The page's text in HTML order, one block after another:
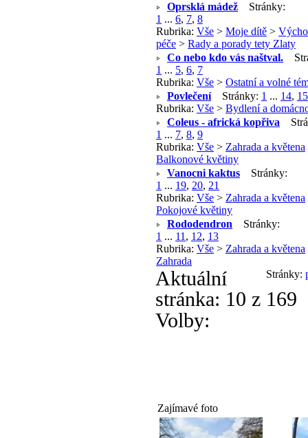
Oprsklá mádež
Stránky:
1 ... 6, 7, 8
Rubrika: Vše > Moje dítě >
péče > Rady a porady tety Zlaty
Co nebo kdo vás naštval.
1 ... 5, 6, 7
Rubrika: Vše > Ostatní a volné
Povlečení
Stránky: 1 ... 14, 15
Rubrika: Vše > Bydlení a
Coleus - africká kopřiva
1 ... 7, 8, 9
Rubrika: Vše > Zahrada a květena
Balkonové květiny
Vanocni kaktus
Stránky:
1 ... 19, 20, 21
Rubrika: Vše > Zahrada a květena
Pokojové květiny
Rododendron
Stránky:
1 ... 11 , 12, 13
Rubrika: Vše > Zahrada a květena
Zahrada
Stránky:
Aktuální
stránka: 10 z 169
Volby:
Zajímavé foto